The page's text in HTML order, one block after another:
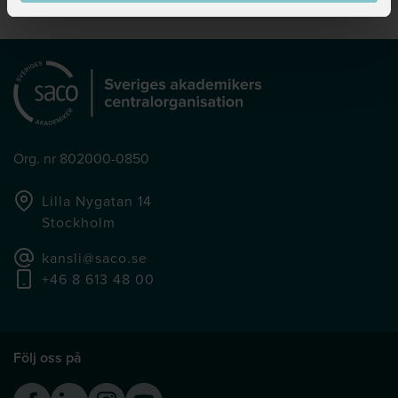
Org. nr 802000-0850
Lilla Nygatan 14
Stockholm
kansli@saco.se
+46 8 613 48 00
Följ oss på
FacebookLinkedinInstagram